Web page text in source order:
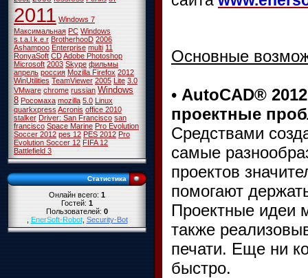
2011 Windows 7
Максимальная PC Windows
s.t.a.l.k.e.r BrotherhooD 2006
Ashampoo Enterprise multi 11
RonyaSoft CDAdobe Photoshop
Microsoft 2003 Skype фильмы
апрель россия Mozilla Firefox 2012
WinUtilities TeamViewer 2005 Lite 3.0
VMware chrome russian Windows
8 Росомаха mozilla 5.0 Linux
quarkxpressAcronis office 2010
stalker Driver: San Francisco san
francisco Space Marine Pro Evolution
Soccer 2012 pes 12 PES 2012 Pro
Evolution Soccer 12 FIFA 12
Battlefield 3
Статистика
Онлайн всего:1
Гостей:1
Пользователей:0
,EnerSoft-Robot,Security-Bot
Основные
• AutoCAD®
проектные
Средствами
самые
проектов
помогают
Проектные идеи
также
печати. Еще ни
быстро.